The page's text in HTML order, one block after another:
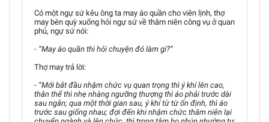
Có một ngự sứ kêu ông ta may áo quần cho viên lịnh, thợ
may bèn quỳ xuống hỏi ngự sứ về thâm niên công vụ ở quan
phủ, ngự sứ nói:
- “May áo quần thì hỏi chuyện đó làm gì?”
Thợ may trả lời:
- “Mới bắt đầu nhậm chức vụ quan trọng thì ý khí lên cao,
thân thể thì nhẹ nhàng ngưỡng thượng thì áo phải trước dài
sau ngắn; qua một thời gian sau, ý khí từ từ ổn định, thì áo
trước sau giống nhau; đợi đến khi nhậm chức thâm niên lại